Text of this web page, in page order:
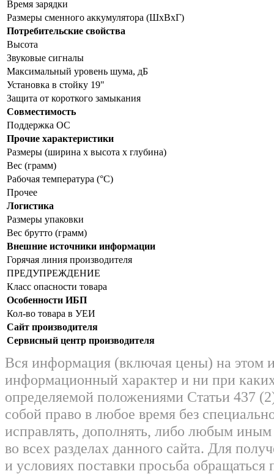
Время зарядки
Размеры сменного аккумулятора (ШхВхГ)
Потребительские свойства
Высота
Звуковые сигналы
Максимальный уровень шума, дБ
Установка в стойку 19"
Защита от короткого замыкания
Совместимость
Поддержка ОС
Прочие характеристики
Размеры (ширина x высота x глубина)
Вес (грамм)
Рабочая температура (°C)
Прочее
Логистика
Размеры упаковки
Вес брутто (грамм)
Внешние источники информации
Горячая линия производителя
ПРЕДУПРЕЖДЕНИЕ
Класс опасности товара
Особенности ИБП
Кол-во товара в УЕИ
Сайт производителя
Сервисный центр производителя
Вся информация (включая цены) на этом
информационный характер и ни при
определяемой положениями Статьи 437
собой право в любое время без
исправлять, дополнять, либо любым
во всех разделах данного сайта. Для
и условиях поставки просьба